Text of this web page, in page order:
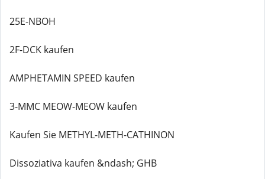
25E-NBOH
2F-DCK kaufen
AMPHETAMIN SPEED kaufen
3-MMC MEOW-MEOW kaufen
Kaufen Sie METHYL-METH-CATHINON
Dissoziativa kaufen &ndash; GHB